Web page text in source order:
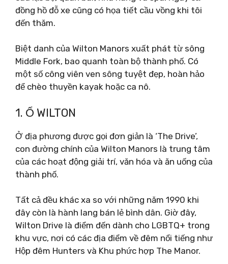
đồng hồ đỗ xe cũng có họa tiết cầu vồng khi tôi
đến thăm.
Biệt danh của Wilton Manors xuất phát từ sông
Middle Fork, bao quanh toàn bộ thành phố. Có
một số công viên ven sông tuyệt đẹp, hoàn hảo
để chèo thuyền kayak hoặc ca nô.
1. Ổ WILTON
Ở địa phương được gọi đơn giản là ‘The Drive’,
con đường chính của Wilton Manors là trung tâm
của các hoạt động giải trí, văn hóa và ăn uống của
thành phố.
Tất cả đều khác xa so với những năm 1990 khi
đây còn là hành lang bán lẻ bình dân. Giờ đây,
Wilton Drive là điểm đến dành cho LGBTQ+ trong
khu vực, nơi có các địa điểm về đêm nổi tiếng như
Hộp đêm Hunters và Khu phức hợp The Manor.